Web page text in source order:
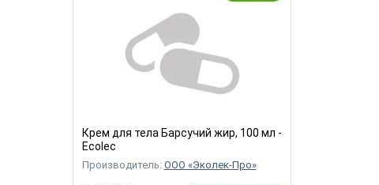
Крем для тела Барсучий жир, 100 мл -
Ecolec
Производитель: ООО «Эколек-Про»